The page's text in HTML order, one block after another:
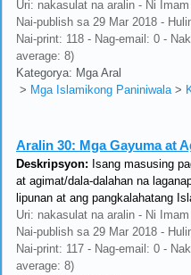
Uri: nakasulat na aralin - Ni
Nai-publish sa 29 Mar 2018 -
Nai-print: 118 - Nag-email: 0 -
average: 8)
Kategorya: Mga Aral
> Mga Islamikong Paniniwala>
Aralin 30: Mga Gayuma at
Deskripsyon: Isang masusing
at agimat/dala-dalahan na
lipunan at ang pangkalahatang
Uri: nakasulat na aralin - Ni
Nai-publish sa 29 Mar 2018 -
Nai-print: 117 - Nag-email: 0 -
average: 8)